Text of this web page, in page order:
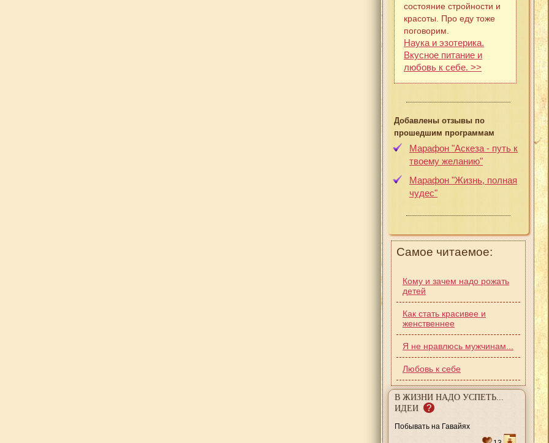
состояние стройности и
красоты. Про еду тоже
поговорим.
Наука и эзотерика.
Вкусное питание и
любовь к себе. >>
Добавлены отзывы по
прошедшим программам
Марафон "Аскеза - путь к
твоему желанию"
Марафон "Жизнь, полная
чудес"
Самое читаемое:
Кому и зачем надо рожать
детей
Как стать красивее и
женственнее
Я не нравлюсь мужчинам...
Любовь к себе
В ЖИЗНИ НАДО УСПЕТЬ...
ИДЕИ
?
Побывать на Гавайях